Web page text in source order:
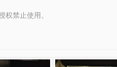
禁止使用。